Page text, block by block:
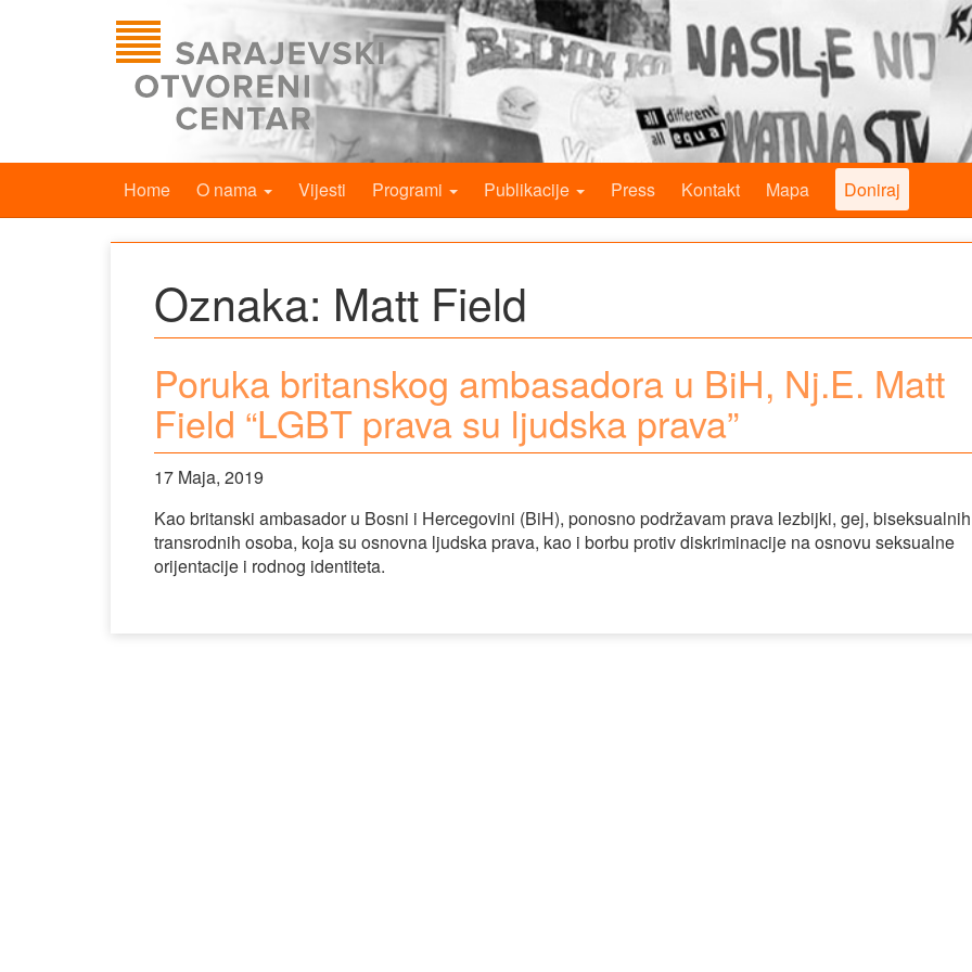
Home O nama Vijesti Programi Publikacije Press Kontakt Mapa Doniraj
Oznaka: Matt Field
Poruka britanskog ambasadora u BiH, Nj.E. Matt
Field “LGBT prava su ljudska prava”
17 Maja, 2019
Kao britanski ambasador u Bosni i Hercegovini (BiH), ponosno podržavam prava lezbijki, gej,
transrodnih osoba, koja su osnovna ljudska prava, kao i borbu protiv diskriminacije na osnovu seksualne
orijentacije i rodnog identiteta.